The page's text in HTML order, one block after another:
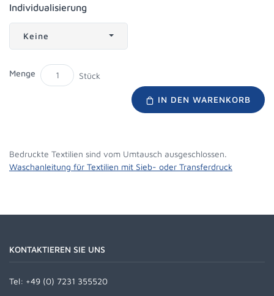
Individualisierung
Keine
Menge Stück
IN DEN WARENKORB
Bedruckte Textilien sind vom Umtausch ausgeschlossen.
Waschanleitung für Textilien mit Sieb- oder Transferdruck
KONTAKTIEREN SIE UNS
Tel: +49 (0) 7231 355520